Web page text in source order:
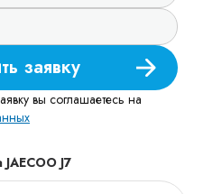
заявку
вы соглашаетесь на
J7